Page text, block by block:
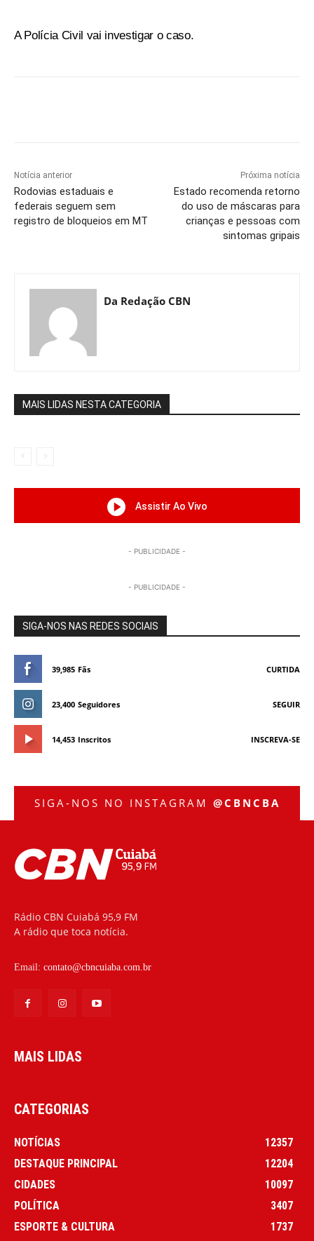
A Polícia Civil vai investigar o caso.
Notícia anterior
Rodovias estaduais e
federais seguem sem
registro de bloqueios em MT
Próxima notícia
Estado recomenda retorno
do uso de máscaras para
crianças e pessoas com
sintomas gripais
Da Redação CBN
MAIS LIDAS NESTA CATEGORIA
Assistir Ao Vivo
- PUBLICIDADE -
- PUBLICIDADE -
SIGA-NOS NAS REDES SOCIAIS
39,985 Fãs CURTIDA
23,400 Seguidores SEGUIR
14,453 Inscritos INSCREVA-SE
SIGA-NOS NO INSTAGRAM @CBNCBA
Rádio CBN Cuiabá 95,9 FM
A rádio que toca notícia.
Email: contato@cbncuiaba.com.br
MAIS LIDAS
CATEGORIAS
NOTÍCIAS
12357
DESTAQUE PRINCIPAL
12204
CIDADES
10097
POLÍTICA
3407
ESPORTE & CULTURA
1737